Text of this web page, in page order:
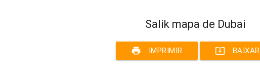
Salik mapa de Dubai
print IMPRIMIR system_update_alt BAIXAR